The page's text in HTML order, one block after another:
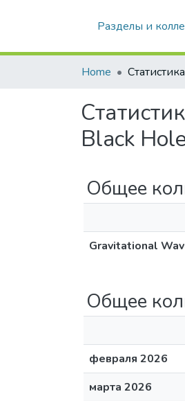
Разделы и
Home Статистика
Black
Общее
Gravitational
Общее
февраля 2026
марта 2026